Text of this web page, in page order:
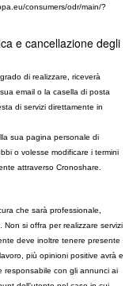
consumers/odr/main/?
e cancellazione degli
di realizzare, riceverà
email o la casella di posta
di servizi direttamente in
sua pagina personale di
o volesse modificare i termini
attraverso Cronoshare.
che sarà professionale,
si offra per realizzare servizi
deve inoltre tenere presente
più opinioni positive avrà e
responsabile con gli annunci ai